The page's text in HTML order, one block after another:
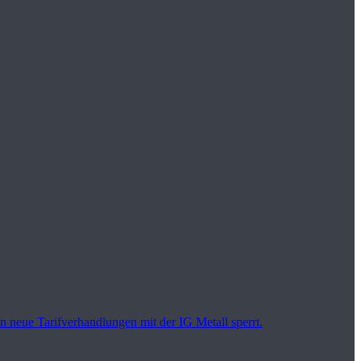
neue Tarifverhandlungen mit der IG Metall sperrt.